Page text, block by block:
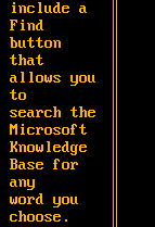
include a
Find
button
that
allows you
to
search the
Microsoft
Knowledge
Base for
any
word you
choose.